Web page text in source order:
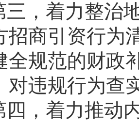
三，着力整治
招商引资行为
全规范的财政
对违规行为查
四，着力推动